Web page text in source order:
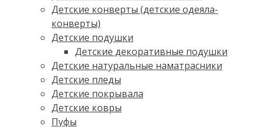
Детские конверты (детские одеяла-
конверты)
Детские подушки
Детские декоративные подушки
Детские натуральные наматрасники
Детские пледы
Детские покрывала
Детские ковры
Пуфы